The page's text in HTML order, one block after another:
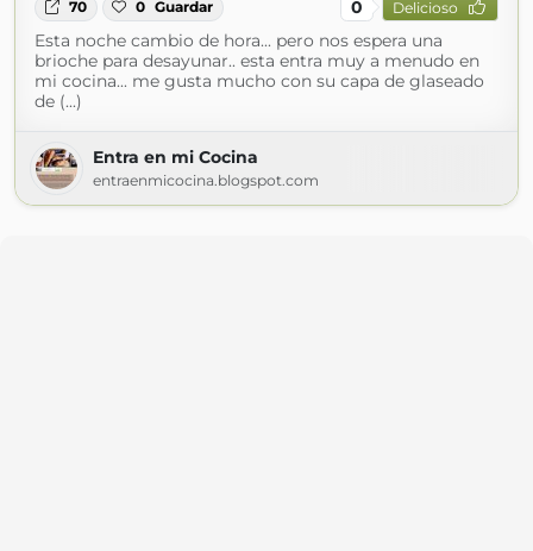
70 0 Guardar 0 Delicioso
Esta noche cambio de hora... pero nos espera una
brioche para desayunar.. esta entra muy a menudo en
mi cocina... me gusta mucho con su capa de glaseado
de (...)
Entra en mi Cocina
entraenmicocina.blogspot.com